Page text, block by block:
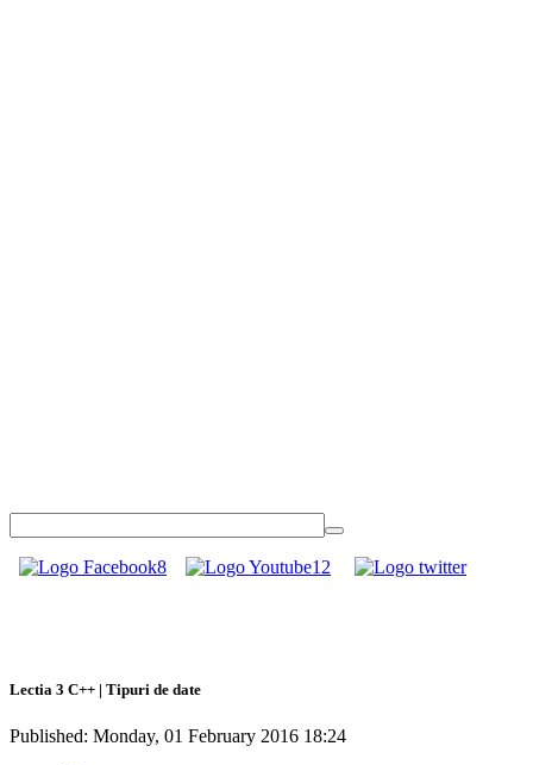
Lectia 3 C++ | Tipuri de date
Published: Monday, 01 February 2016 18:24